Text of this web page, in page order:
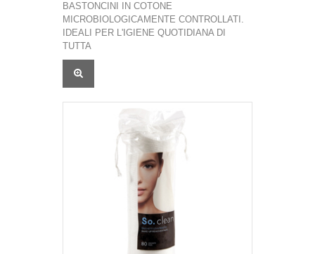
BASTONCINI IN COTONE
MICROBIOLOGICAMENTE CONTROLLATI.
IDEALI PER L'IGIENE QUOTIDIANA DI
TUTTA